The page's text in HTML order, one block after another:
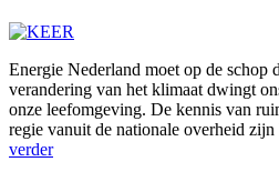
Energie Nederland moet op de schop
verandering van het klimaat dwingt
onze leefomgeving. De kennis van
regie vanuit de nationale overheid zijn
verder